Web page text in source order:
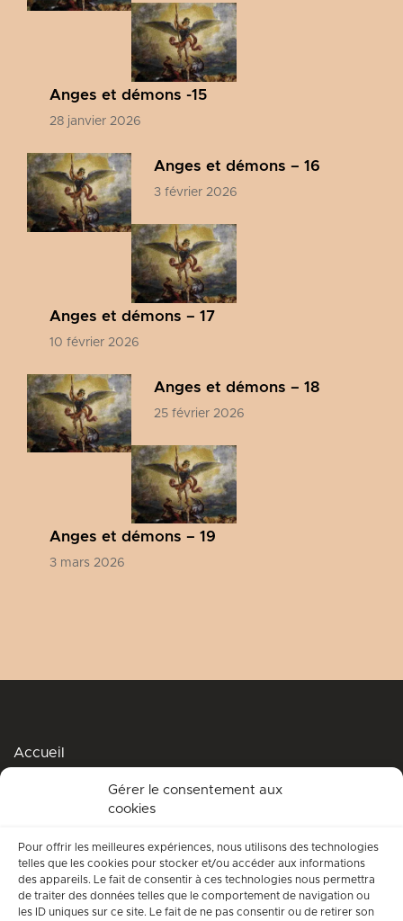
Gérer le consentement aux
cookies
Pour offrir les meilleures expériences, nous utilisons des technologies
telles que les cookies pour stocker et/ou accéder aux informations
des appareils. Le fait de consentir à ces technologies nous permettra
de traiter des données telles que le comportement de navigation ou
les ID uniques sur ce site. Le fait de ne pas consentir ou de retirer son
Anges et démons -15
28 janvier 2026
Anges et démons – 16
3 février 2026
Anges et démons – 17
10 février 2026
Anges et démons – 18
25 février 2026
Anges et démons – 19
3 mars 2026
Accueil
Accompagnement spirituel
Qui suis-je ?
Conditions générales d’utilisation